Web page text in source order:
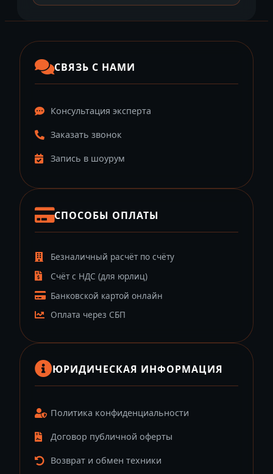
СВЯЗЬ С НАМИ
Консультация эксперта
Заказать звонок
Запись в шоурум
СПОСОБЫ ОПЛАТЫ
Безналичный расчёт по счёту
Счёт с НДС (для юрлиц)
Банковской картой онлайн
Оплата через СБП
ЮРИДИЧЕСКАЯ ИНФОРМАЦИЯ
Политика конфиденциальности
Договор публичной оферты
Возврат и обмен техники